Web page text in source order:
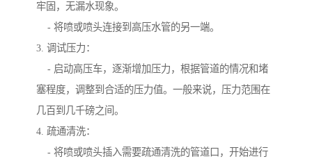
牢固，无漏水现象。
- 将喷或喷头连接到高压水管的另一端。
3. 调试压力：
- 启动高压车，逐渐增加压力，根据管道的情况和堵
塞程度，调整到合适的压力值。一般来说，压力范围在
几百到几千磅之间。
4. 疏通清洗：
- 将喷或喷头插入需要疏通清洗的管道口，开始进行